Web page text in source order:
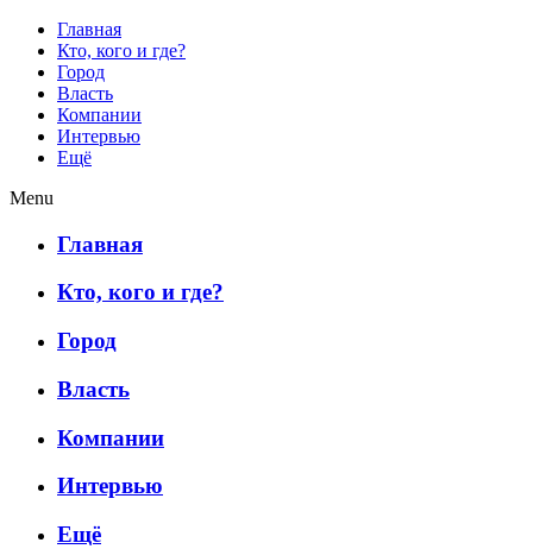
Главная
Кто, кого и где?
Город
Власть
Компании
Интервью
Ещё
Menu
Главная
Кто, кого и где?
Город
Власть
Компании
Интервью
Ещё